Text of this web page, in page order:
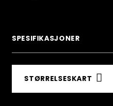
SPESIFIKASJONER
STØRRELSESKART